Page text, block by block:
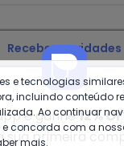
Receber novidades
você concorda
de Privacidade
e ganhe12%
sua primeira
e tecnologias
incluindo conteúdo
Ao continuar
e concorda com a
mais.